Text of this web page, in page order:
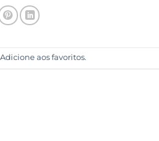
Adicione aos favoritos.